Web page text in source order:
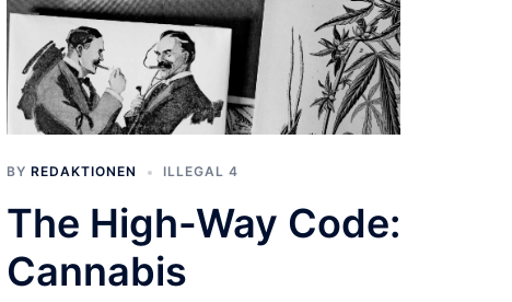
BY REDAKTIONEN ILLEGAL 4
The High-Way Code:
Cannabis